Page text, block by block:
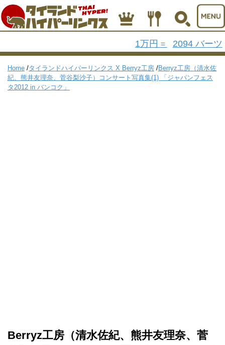
1万円 = 2094 バーツ
Home /タイランドハイパーリンクス X Berryz工房 /Berryz工房（清水佐
紀、熊井友理奈、菅谷梨沙子）コンサート写真集(1) 「ジャパンフェス
タ2012 in バンコク」
Berryz工房（清水佐紀、熊井友理奈、菅